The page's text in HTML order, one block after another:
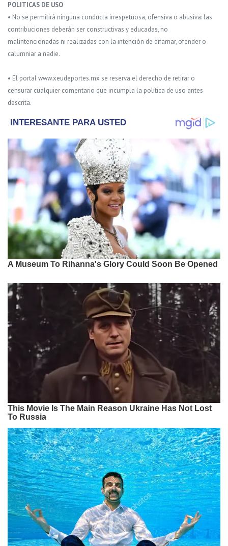
POLITICAS DE USO
• No se permitirá ninguna conducta irrespetuosa, ofensiva o abusiva: las
contribuciones deberán ser constructivas y educadas, no
malintencionadas ni realizadas con la intención de difamar, ofender o
calumniar a nadie.
• El portal www.xeudeportes.mx se reserva el derecho de retirar o
censurar cualquier comentario que incumpla la política de uso antes
descrita.